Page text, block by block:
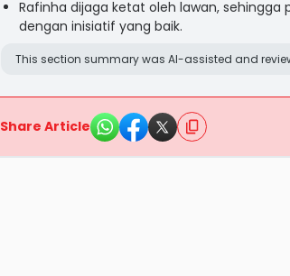
Rafinha dijaga ketat oleh lawan,
dengan inisiatif yang baik.
This section summary was AI-assisted and
Share Article